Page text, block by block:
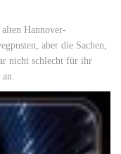
Hannover-
aber die Sachen,
nicht schlecht für ihr